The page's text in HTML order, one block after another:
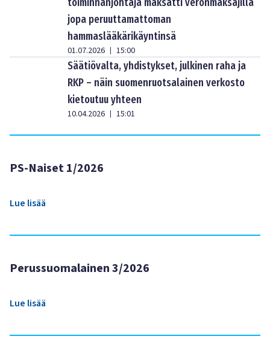
jopa peruuttamattoman
hammaslääkärikäyntinsä
01.07.2026 | 15:00
Säätiövalta, yhdistykset, julkinen raha ja
RKP – näin suomenruotsalainen verkosto
kietoutuu yhteen
10.04.2026 | 15:01
PS-Naiset 1/2026
Lue lisää
Perussuomalainen 3/2026
Lue lisää